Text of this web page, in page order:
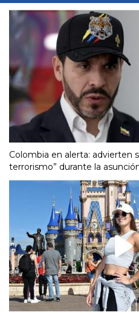
Colombia en alerta: advierten
terrorismo” durante la